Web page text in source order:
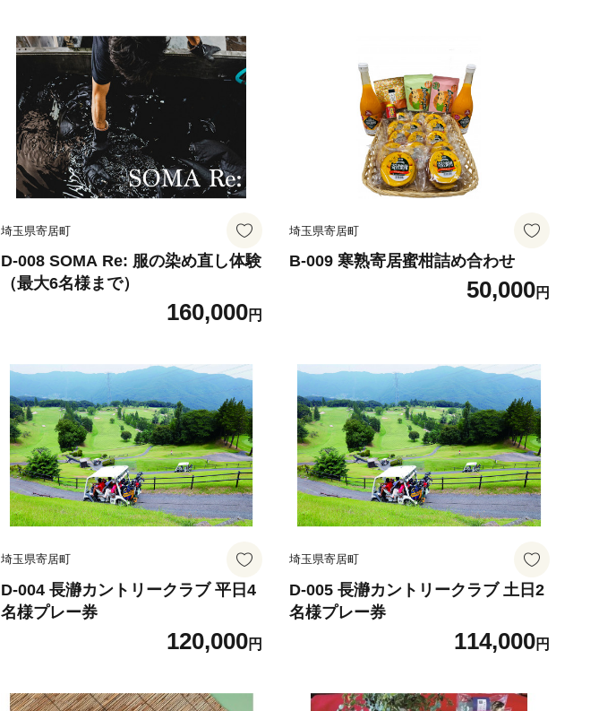
埼玉県寄居町
D-008 SOMA Re: 服の染め直し体験
（最大6名様まで）
160,000円
埼玉県寄居町
B-009 寒熟寄居蜜柑詰め合わせ
50,000円
埼玉県寄居町
D-004 長瀞カントリークラブ 平日4
名様プレー券
120,000円
埼玉県寄居町
D-005 長瀞カントリークラブ 土日2
名様プレー券
114,000円